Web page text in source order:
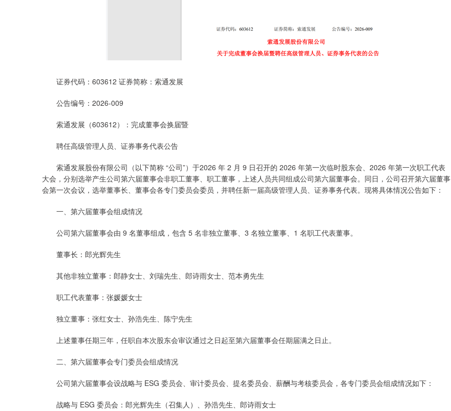
证券代码：603612 证券简称：索通发展
公告编号：2026-009
索通发展（603612）：完成董事会换届暨
聘任高级管理人员、证券事务代表公告
索通发展股份有限公司（以下简称 “公司”）于2026 年 2 月 9 日召开的 2026 年第一次临时股东会、2026 年第一次职工代表
大会，分别选举产生公司第六届董事会非职工董事、职工董事，上述人员共同组成公司第六届董事会。同日，公司召开第六届董事
会第一次会议，选举董事长、董事会各专门委员会委员，并聘任新一届高级管理人员、证券事务代表。现将具体情况公告如下：
一、第六届董事会组成情况
公司第六届董事会由 9 名董事组成，包含 5 名非独立董事、3 名独立董事、1 名职工代表董事。
董事长：郎光辉先生
其他非独立董事：郎静女士、刘瑞先生、郎诗雨女士、范本勇先生
职工代表董事：张媛媛女士
独立董事：张红女士、孙浩先生、陈宁先生
上述董事任期三年，任职自本次股东会审议通过之日起至第六届董事会任期届满之日止。
二、第六届董事会专门委员会组成情况
公司第六届董事会设战略与 ESG 委员会、审计委员会、提名委员会、薪酬与考核委员会，各专门委员会组成情况如下：
战略与 ESG 委员会：郎光辉先生（召集人）、孙浩先生、郎诗雨女士